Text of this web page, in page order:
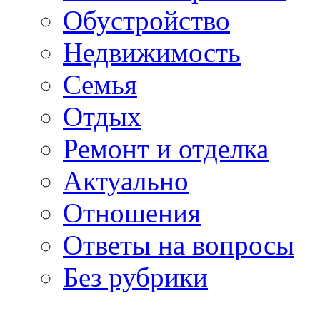
Обустройство
Недвижимость
Семья
Отдых
Ремонт и отделка
Актуально
Отношения
Ответы на вопросы
Без рубрики